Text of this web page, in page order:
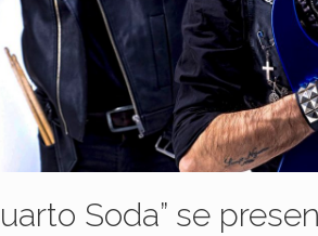
Soda” se